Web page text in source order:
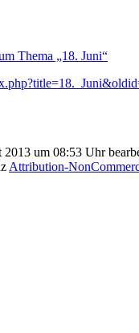
Thema „18. Juni“
um 08:53 Uhr
Attribution-